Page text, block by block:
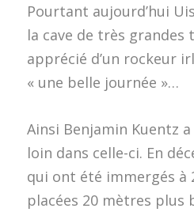
Pourtant aujourd’hui
la cave de très
apprécié d’un rockeur
« une belle journée »…
Ainsi Benjamin Kuentz
loin dans celle-ci. En
qui ont été immergés à
placées 20 mètres plus